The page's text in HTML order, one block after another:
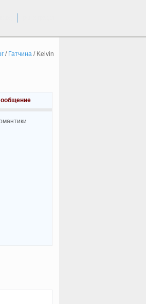
/ Гатчина/ Kelvin